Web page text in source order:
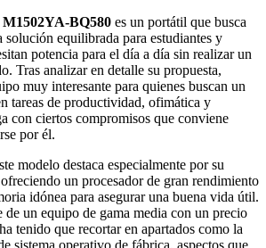
BQ580 es un portátil que busca
solución equilibrada para estudiantes y
potencia para el día a día sin realizar un
Tras analizar en detalle su propuesta,
muy interesante para quienes buscan un
tareas de productividad, ofimática y
con ciertos compromisos que conviene
por él.
modelo destaca especialmente por su
un procesador de gran rendimiento
idónea para asegurar una buena vida útil.
de un equipo de gama media con un precio
tenido que recortar en apartados como la
sistema operativo de fábrica, aspectos que